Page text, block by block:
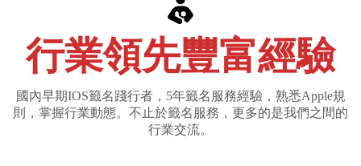
行業領先豐富經驗
國內早期IOS籤名踐行者，5年籤名服務經驗，熟悉Apple規
則，掌握行業動態。不止於籤名服務，更多的是我們之間的
行業交流。